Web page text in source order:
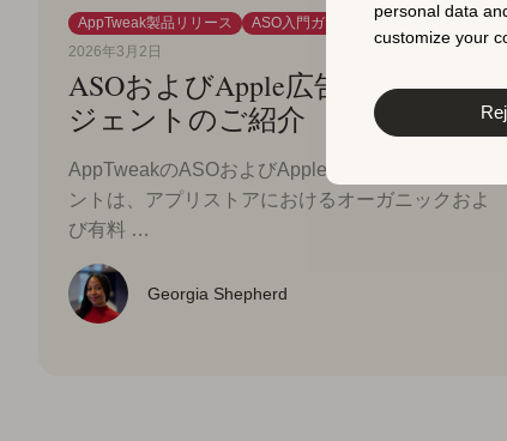
personal data
customize your
AppTweak製品リリース ASO入門ガイド
人工知能（AI）
2026年3月2日
ASOおよびApple広告向けAIエー
ジェントのご紹介
AppTweakのASOおよびApple広告向けAIエージェ
ントは、アプリストアにおけるオーガニックおよ
び有料 …
Georgia Shepherd